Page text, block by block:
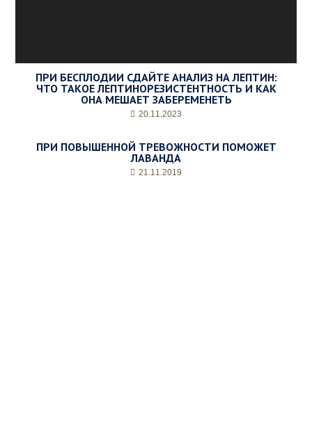
ПРИ БЕСПЛОДИИ СДАЙТЕ АНАЛИЗ НА ЛЕПТИН:
ЧТО ТАКОЕ ЛЕПТИНОРЕЗИСТЕНТНОСТЬ И КАК
ОНА МЕШАЕТ ЗАБЕРЕМЕНЕТЬ
20.11.2023
ПРИ ПОВЫШЕННОЙ ТРЕВОЖНОСТИ ПОМОЖЕТ
ЛАВАНДА
21.11.2019